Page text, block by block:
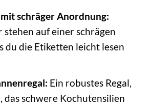
schräger Anordnung:
stehen auf einer schrägen
du die Etiketten leicht lesen
Ein robustes Regal,
das schwere Kochutensilien